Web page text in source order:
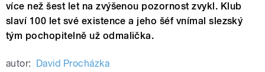
více než šest let na zvýšenou pozornost zvykl. Klub
slaví 100 let své existence a jeho šéf vnímal slezský
tým pochopitelně už odmalička.
autor: David Procházka